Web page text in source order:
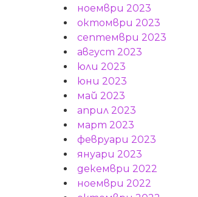
ноември 2023
октомври 2023
септември 2023
август 2023
юли 2023
юни 2023
май 2023
април 2023
март 2023
февруари 2023
януари 2023
декември 2022
ноември 2022